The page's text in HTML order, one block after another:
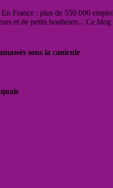
En France : plus de 550 000
et de petits bonheurs... Ce
sous la canicule